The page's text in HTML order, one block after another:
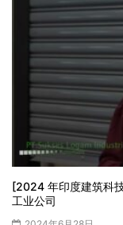
[2024 年印度建筑科
工业公司